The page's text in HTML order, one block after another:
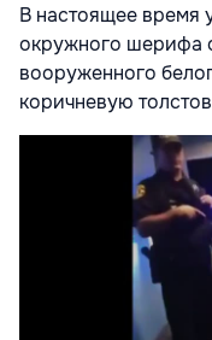
В настоящее время
окружного шерифа
вооруженного
коричневую